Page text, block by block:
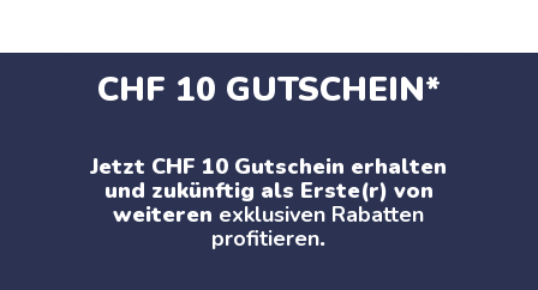
CHF 10 GUTSCHEIN*
Jetzt CHF 10 Gutschein erhalten
und zukünftig als Erste(r) von
weiteren exklusiven Rabatten
profitieren.